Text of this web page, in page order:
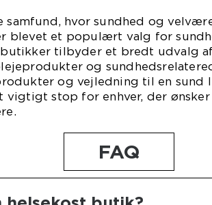
samfund, hvor sundhed og
blevet et populært valg for
butikker tilbyder et bredt udvalg
og
og vejledning til en sund
vigtigt stop for enhver, der
FAQ